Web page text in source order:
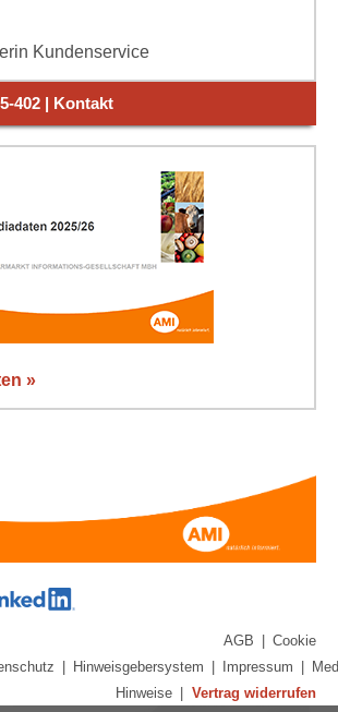
Kundenservice
402 | Kontakt
»
AGB
Cookie
Hinweisgebersystem Impressum
Hinweise
Vertrag widerrufen